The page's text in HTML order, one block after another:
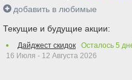
добавить в любимые
Текущие и будущие акции:
Дайджест скидок Осталось 5
16 Июля - 12 Августа 2026